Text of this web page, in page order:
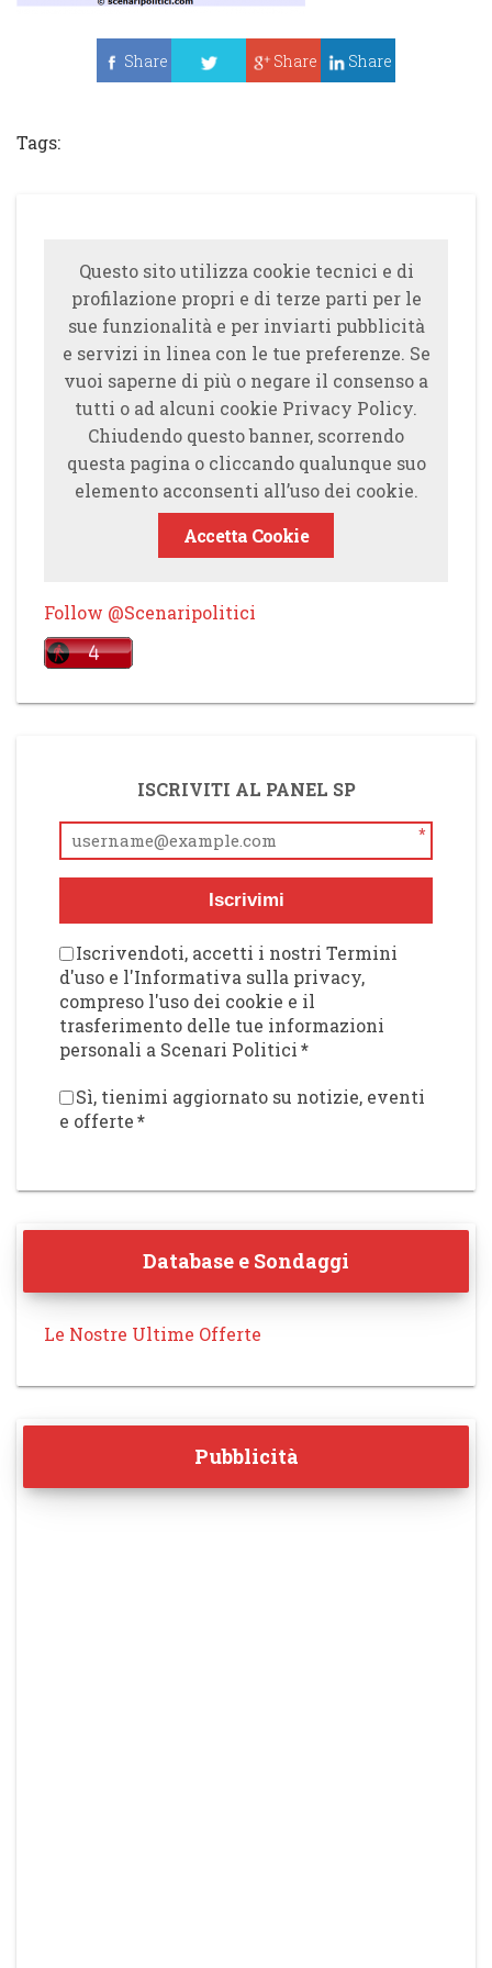
Share
Share Share
Tags:
Questo sito utilizza cookie tecnici e di
profilazione propri e di terze parti per le
sue funzionalità e per inviarti pubblicità
e servizi in linea con le tue preferenze. Se
vuoi saperne di più o negare il consenso a
tutti o ad alcuni cookie Privacy Policy.
Chiudendo questo banner, scorrendo
questa pagina o cliccando qualunque suo
elemento acconsenti all’uso dei cookie.
Accetta Cookie
Follow @Scenaripolitici
ISCRIVITI AL PANEL SP
*
Iscrivimi
Iscrivendoti, accetti i nostri Termini
d'uso e l'Informativa sulla privacy,
compreso l'uso dei cookie e il
trasferimento delle tue informazioni
personali a Scenari Politici*
Sì, tienimi aggiornato su notizie, eventi
e offerte*
Database e Sondaggi
Le Nostre Ultime Offerte
Pubblicità